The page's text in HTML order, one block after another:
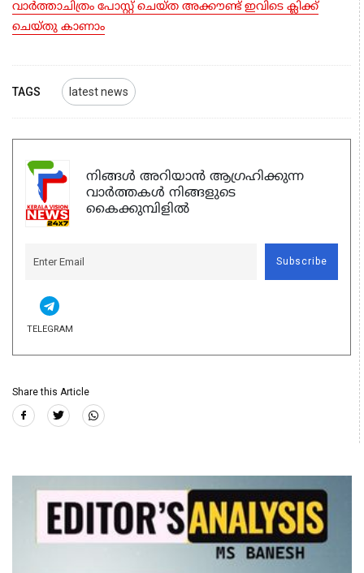
വാർത്താചിത്രം പോസ്റ്റ് ചെയ്ത അക്കൗണ്ട് ഇവിടെ ക്ലിക്ക്
ചെയ്തു കാണാം
TAGS latest news
നിങ്ങൾ അറിയാൻ ആഗ്രഹിക്കുന്ന
വാർത്തകൾ നിങ്ങളുടെ
കൈക്കുമ്പിളിൽ
Subscribe
TELEGRAM
Share this Article